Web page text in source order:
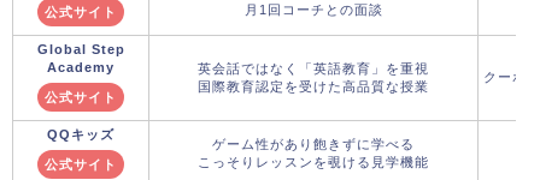
公式サイト
月1回コーチとの面談
Global Step
Academy
公式サイト
英会話ではなく「英語教育」を重視
国際教育認定を受けた高品質な授業
クーポ
QQキッズ
公式サイト
ゲーム性があり飽きずに学べる
こっそりレッスンを覗ける見学機能